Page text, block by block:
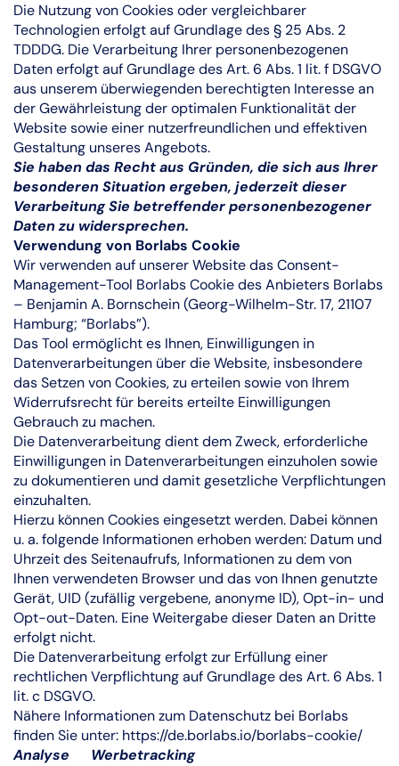
Die Nutzung von Cookies oder vergleichbarer
Technologien erfolgt auf Grundlage des § 25 Abs. 2
TDDDG. Die Verarbeitung Ihrer personenbezogenen
Daten erfolgt auf Grundlage des Art. 6 Abs. 1 lit. f DSGVO
aus unserem überwiegenden berechtigten Interesse an
der Gewährleistung der optimalen Funktionalität der
Website sowie einer nutzerfreundlichen und effektiven
Gestaltung unseres Angebots.
Sie haben das Recht aus Gründen, die sich aus Ihrer
besonderen Situation ergeben, jederzeit dieser
Verarbeitung Sie betreffender personenbezogener
Daten zu widersprechen.
Verwendung von Borlabs Cookie
Wir verwenden auf unserer Website das Consent-
Management-Tool Borlabs Cookie des Anbieters Borlabs
– Benjamin A. Bornschein (Georg-Wilhelm-Str. 17, 21107
Hamburg; “Borlabs”).
Das Tool ermöglicht es Ihnen, Einwilligungen in
Datenverarbeitungen über die Website, insbesondere
das Setzen von Cookies, zu erteilen sowie von Ihrem
Widerrufsrecht für bereits erteilte Einwilligungen
Gebrauch zu machen.
Die Datenverarbeitung dient dem Zweck, erforderliche
Einwilligungen in Datenverarbeitungen einzuholen sowie
zu dokumentieren und damit gesetzliche Verpflichtungen
einzuhalten.
Hierzu können Cookies eingesetzt werden. Dabei können
u. a. folgende Informationen erhoben werden: Datum und
Uhrzeit des Seitenaufrufs, Informationen zu dem von
Ihnen verwendeten Browser und das von Ihnen genutzte
Gerät, UID (zufällig vergebene, anonyme ID), Opt-in- und
Opt-out-Daten. Eine Weitergabe dieser Daten an Dritte
erfolgt nicht.
Die Datenverarbeitung erfolgt zur Erfüllung einer
rechtlichen Verpflichtung auf Grundlage des Art. 6 Abs. 1
lit. c DSGVO.
Nähere Informationen zum Datenschutz bei Borlabs
finden Sie unter: https://de.borlabs.io/borlabs-cookie/
Analyse Werbetracking